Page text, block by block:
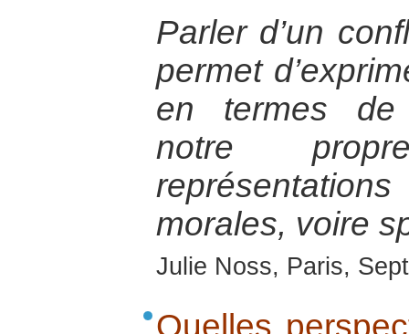
Parler d’un
permet
en termes de
notre
morales, voire
Julie Noss, Paris,
Quelles